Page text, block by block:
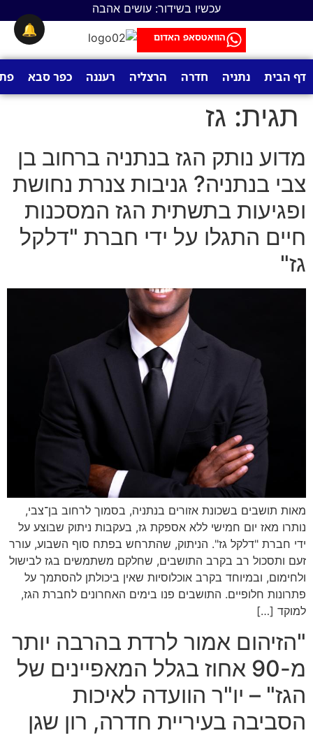
עכשיו בשידור: עושים אהבה
הוואטסאפ האדום
דף הבית נתניה חדרה הרצליה רעננה כפר סבא
תגית: גז
מדוע נותק הגז בנתניה ברחוב בן
צבי בנתניה? גניבות צנרת נחושת
ופגיעות בתשתית הגז המסכנות
חיים התגלו על ידי חברת "דלקל
גז"
מאות תושבים בשכונת אזורים בנתניה, בסמוך לרחוב בן־צבי,
נותרו מאז יום חמישי ללא אספקת גז, בעקבות ניתוק שבוצע על
ידי חברת "דלקל גז". הניתוק, שהתרחש בפתח סוף השבוע, עורר
זעם ותסכול רב בקרב התושבים, שחלקם משתמשים בגז לבישול
ולחימום, ובמיוחד בקרב אוכלוסיות שאין ביכולתן להסתמך על
פתרונות חלופיים. התושבים פנו בימים האחרונים לחברת הגז,
למוקד […]
"הזיהום אמור לרדת בהרבה יותר
מ-90 אחוז בגלל המאפיינים של
הגז" – יו"ר הוועדה לאיכות
הסביבה בעיריית חדרה, רון שגן
🔔